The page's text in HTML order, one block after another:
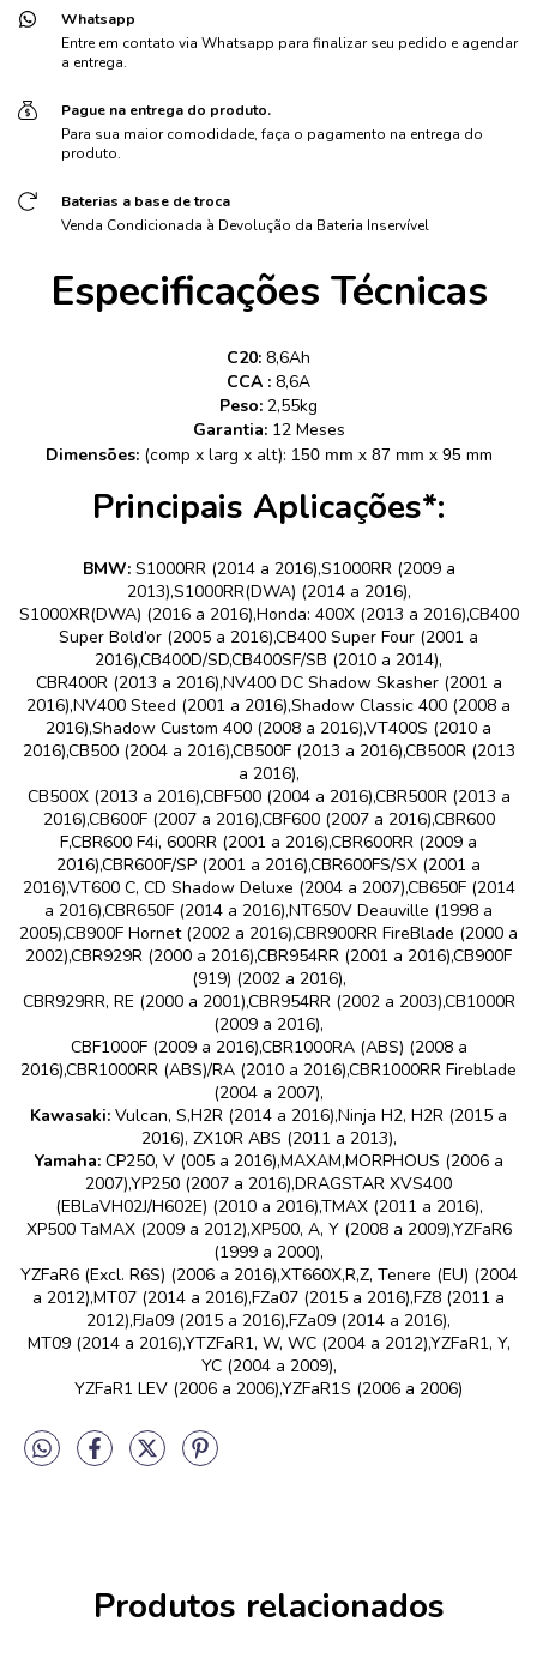
Whatsapp
Entre em contato via Whatsapp para finalizar seu pedido e agendar
a entrega.
Pague na entrega do produto.
Para sua maior comodidade, faça o pagamento na entrega do
produto.
Baterias a base de troca
Venda Condicionada à Devolução da Bateria Inservível
Especificações Técnicas
C20: 8,6Ah
CCA : 8,6A
Peso: 2,55kg
Garantia:12 Meses
Dimensões:(comp x larg x alt): 150 mm x 87 mm x 95 mm
Principais Aplicações*:
BMW: S1000RR (2014 a 2016),S1000RR (2009 a
2013),S1000RR(DWA) (2014 a 2016),
S1000XR(DWA) (2016 a 2016),Honda: 400X (2013 a 2016),CB400
Super Bold’or (2005 a 2016),CB400 Super Four (2001 a
2016),CB400D/SD,CB400SF/SB (2010 a 2014),
CBR400R (2013 a 2016),NV400 DC Shadow Skasher (2001 a
2016),NV400 Steed (2001 a 2016),Shadow Classic 400 (2008 a
2016),Shadow Custom 400 (2008 a 2016),VT400S (2010 a
2016),CB500 (2004 a 2016),CB500F (2013 a 2016),CB500R (2013
a 2016),
CB500X (2013 a 2016),CBF500 (2004 a 2016),CBR500R (2013 a
2016),CB600F (2007 a 2016),CBF600 (2007 a 2016),CBR600
F,CBR600 F4i, 600RR (2001 a 2016),CBR600RR (2009 a
2016),CBR600F/SP (2001 a 2016),CBR600FS/SX (2001 a
2016),VT600 C, CD Shadow Deluxe (2004 a 2007),CB650F (2014
a 2016),CBR650F (2014 a 2016),NT650V Deauville (1998 a
2005),CB900F Hornet (2002 a 2016),CBR900RR FireBlade (2000 a
2002),CBR929R (2000 a 2016),CBR954RR (2001 a 2016),CB900F
(919) (2002 a 2016),
CBR929RR, RE (2000 a 2001),CBR954RR (2002 a 2003),CB1000R
(2009 a 2016),
CBF1000F (2009 a 2016),CBR1000RA (ABS) (2008 a
2016),CBR1000RR (ABS)/RA (2010 a 2016),CBR1000RR Fireblade
(2004 a 2007),
Kawasaki: Vulcan, S,H2R (2014 a 2016),Ninja H2, H2R (2015 a
2016), ZX10R ABS (2011 a 2013),
Yamaha:CP250, V (005 a 2016),MAXAM,MORPHOUS (2006 a
2007),YP250 (2007 a 2016),DRAGSTAR XVS400
(EBLaVH02J/H602E) (2010 a 2016),TMAX (2011 a 2016),
XP500 TaMAX (2009 a 2012),XP500, A, Y (2008 a 2009),YZFaR6
(1999 a 2000),
YZFaR6 (Excl. R6S) (2006 a 2016),XT660X,R,Z, Tenere (EU) (2004
a 2012),MT07 (2014 a 2016),FZa07 (2015 a 2016),FZ8 (2011 a
2012),FJa09 (2015 a 2016),FZa09 (2014 a 2016),
MT09 (2014 a 2016),YTZFaR1, W, WC (2004 a 2012),YZFaR1, Y,
YC (2004 a 2009),
YZFaR1 LEV (2006 a 2006),YZFaR1S (2006 a 2006)
Produtos relacionados